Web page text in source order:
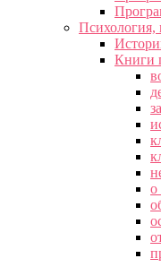
Психология,
Книги
о